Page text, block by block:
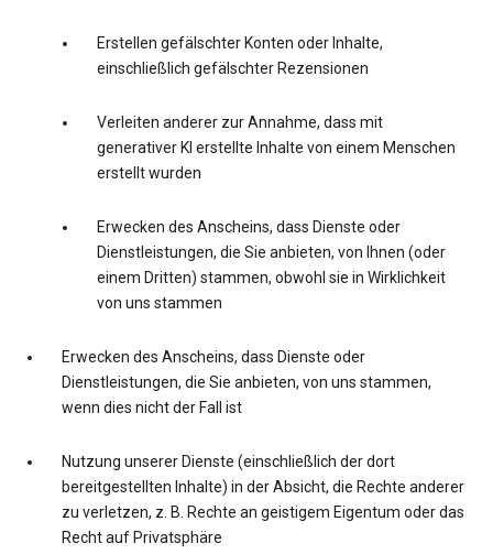
Erstellen gefälschter Konten oder Inhalte,
einschließlich gefälschter Rezensionen
Verleiten anderer zur Annahme, dass mit
generativer KI erstellte Inhalte von einem Menschen
erstellt wurden
Erwecken des Anscheins, dass Dienste oder
Dienstleistungen, die Sie anbieten, von Ihnen (oder
einem Dritten) stammen, obwohl sie in Wirklichkeit
von uns stammen
Erwecken des Anscheins, dass Dienste oder
Dienstleistungen, die Sie anbieten, von uns stammen,
wenn dies nicht der Fall ist
Nutzung unserer Dienste (einschließlich der dort
bereitgestellten Inhalte) in der Absicht, die Rechte anderer
zu verletzen, z. B. Rechte an geistigem Eigentum oder das
Recht auf Privatsphäre